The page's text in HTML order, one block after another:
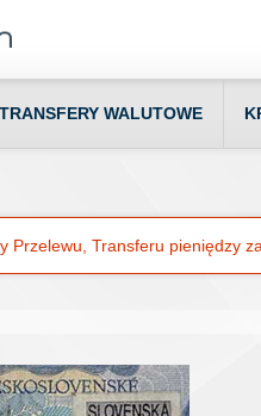
TRANSFERY WALUTOWE
Przelewu, Transferu pieniędzy